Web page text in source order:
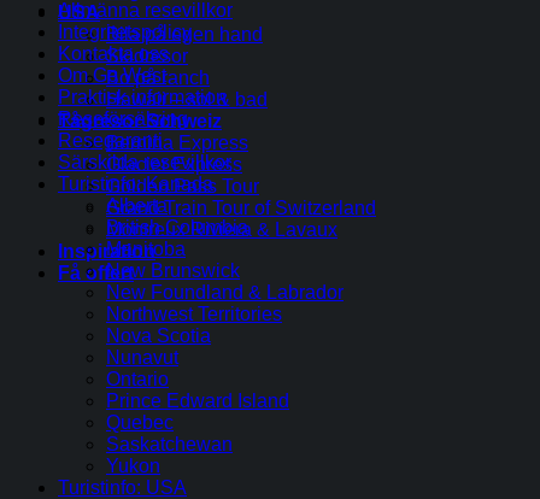
USA
Bila på egen hand
Skidresor
Bo på ranch
Hawaii – sol & bad
Tågresor Schweiz
Bernina Express
Glacier Express
Golden Pass Tour
Grand Train Tour of Switzerland
Montreux Riviera & Lavaux
Inspiration
Få offert
Allmänna resevillkor
Integritetspolicy
Kontakta oss
Om Go West
Praktisk information
Reseförsäkring
Resegaranti
Särskilda resevillkor
Turistinfo: Kanada
Alberta
British Columbia
Manitoba
New Brunswick
New Foundland & Labrador
Northwest Territories
Nova Scotia
Nunavut
Ontario
Prince Edward Island
Quebec
Saskatchewan
Yukon
Turistinfo: USA